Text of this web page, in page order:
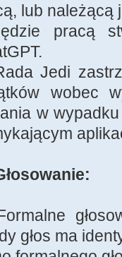
lub należącą
pracą
Jedi
wobec
w
głos ma